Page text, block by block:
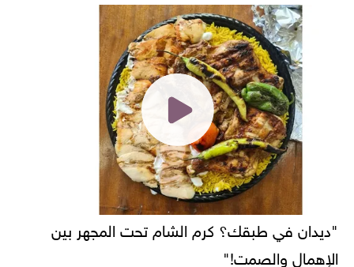
"ديدان في طبقك؟ كرم الشام تحت المجهر بين
الإهمال والصمت!"